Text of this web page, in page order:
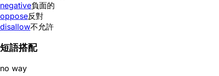
negative負面的
oppose反對
disallow不允許
短語搭配
no way